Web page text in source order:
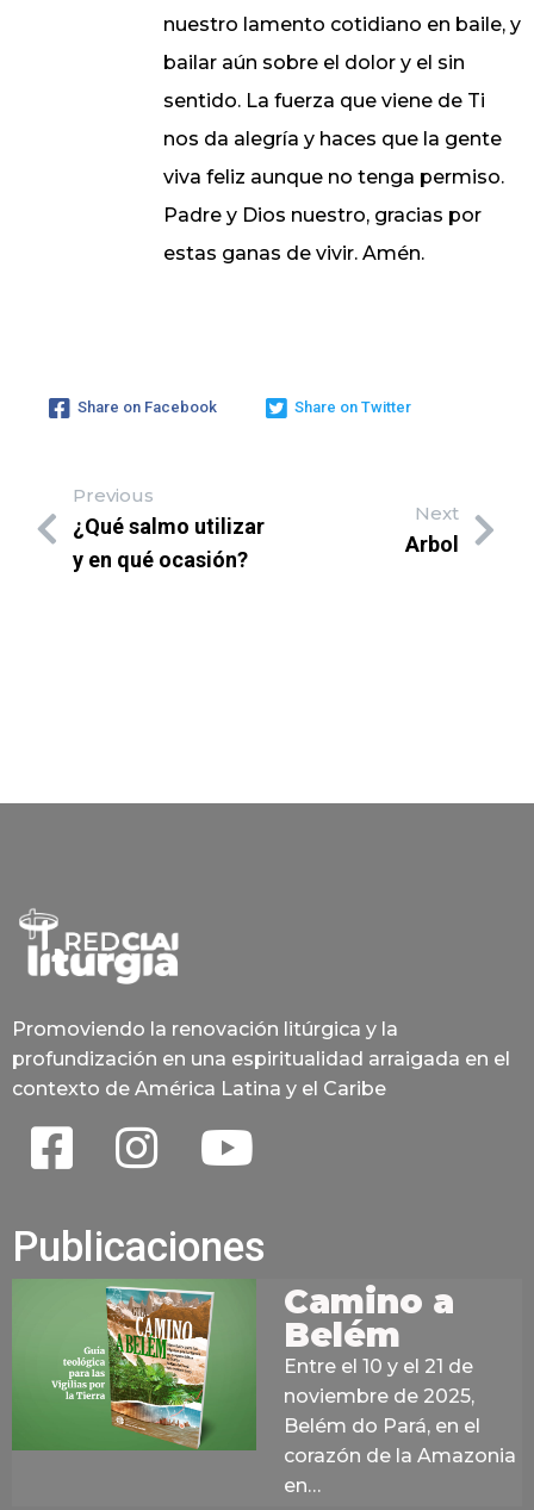
nuestro lamento cotidiano en baile, y
bailar aún sobre el dolor y el sin
sentido. La fuerza que viene de Ti
nos da alegría y haces que la gente
viva feliz aunque no tenga permiso.
Padre y Dios nuestro, gracias por
estas ganas de vivir. Amén.
Share on Facebook Share on Twitter
Previous
¿Qué salmo utilizar
y en qué ocasión?
Next
Arbol
Promoviendo la renovación litúrgica y la
profundización en una espiritualidad arraigada en el
contexto de América Latina y el Caribe
Publicaciones
Camino a
Belém
Entre el 10 y el 21 de
noviembre de 2025,
Belém do Pará, en el
corazón de la Amazonia
en…